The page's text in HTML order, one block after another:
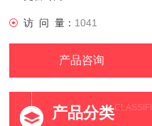
访 问 量： 1041
产品咨询
产品分类